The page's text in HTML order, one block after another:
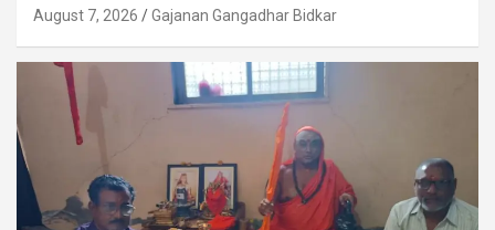
August 7, 2026 Gajanan Gangadhar Bidkar